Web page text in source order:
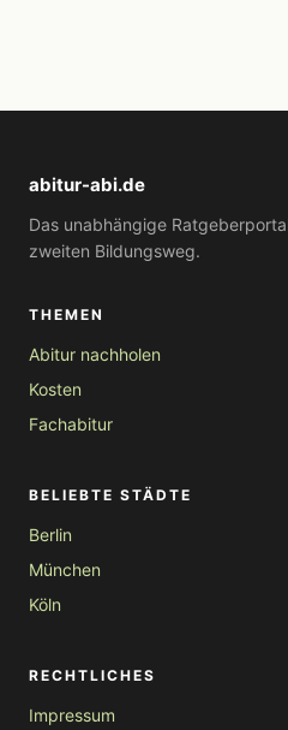
abitur-abi.de
Das unabhängige
zweiten Bildungsweg.
THEMEN
Abitur nachholen
Kosten
Fachabitur
BELIEBTE STÄDTE
Berlin
München
Köln
RECHTLICHES
Impressum